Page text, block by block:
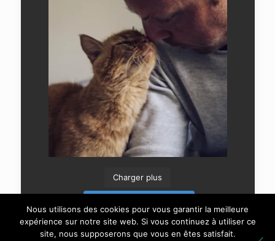
Charger plus
Nous utilisons des cookies pour vous garantir la meilleure
expérience sur notre site web. Si vous continuez à utiliser ce
site, nous supposerons que vous en êtes satisfait.